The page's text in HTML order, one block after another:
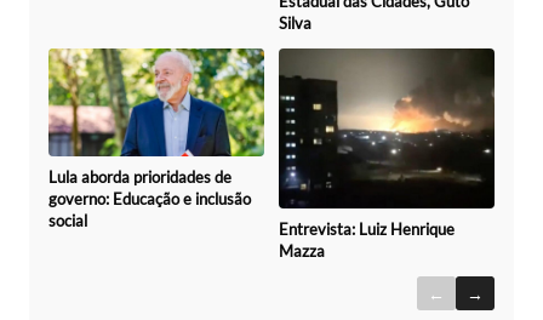
Silva
Lula aborda prioridades de
governo: Educação e inclusão
social
Entrevista: Luiz Henrique
Mazza
← →